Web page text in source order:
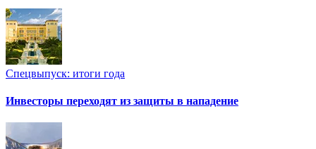
Спецвыпуск: итоги года
Инвесторы переходят из защиты в нападение